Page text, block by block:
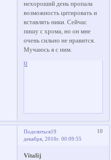
нехороший день пропала
возможность цитировать и
вставлять ники. Сейчас
пишу с хрома, но он мне
очень сильно не нравится.
Мучаюсь я с ним.
0
Поделиться 10
19
декабря, 2016г. 00:09:55
Vitalij